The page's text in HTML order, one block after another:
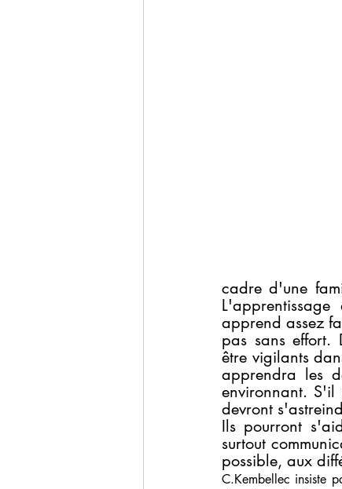
cadre d'une
apprend assez
pas sans effort.
être vigilants
apprendra les
environnant. S'il
devront
Ils pourront
surtout
possible, aux
C.Kembellec insiste